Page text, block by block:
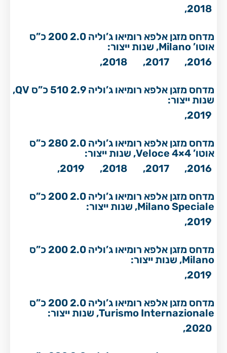
2018,
מדחס מזגן אלפא רומיאו ג’וליה 2.0 200 כ”ס
אוטו’ Milano, שנות ייצור:
2016,
2017,
2018,
מדחס מזגן אלפא רומיאו ג’וליה 2.9 510 כ”ס QV,
שנות ייצור:
2019,
מדחס מזגן אלפא רומיאו ג’וליה 2.0 280 כ”ס
אוטו’ Veloce 4×4, שנות ייצור:
2016,
2017,
2018,
2019,
מדחס מזגן אלפא רומיאו ג’וליה 2.0 200 כ”ס
Milano Speciale, שנות ייצור:
2019,
מדחס מזגן אלפא רומיאו ג’וליה 2.0 200 כ”ס
Milano, שנות ייצור:
2019,
מדחס מזגן אלפא רומיאו ג’וליה 2.0 200 כ”ס
Turismo Internazionale, שנות ייצור:
2020,